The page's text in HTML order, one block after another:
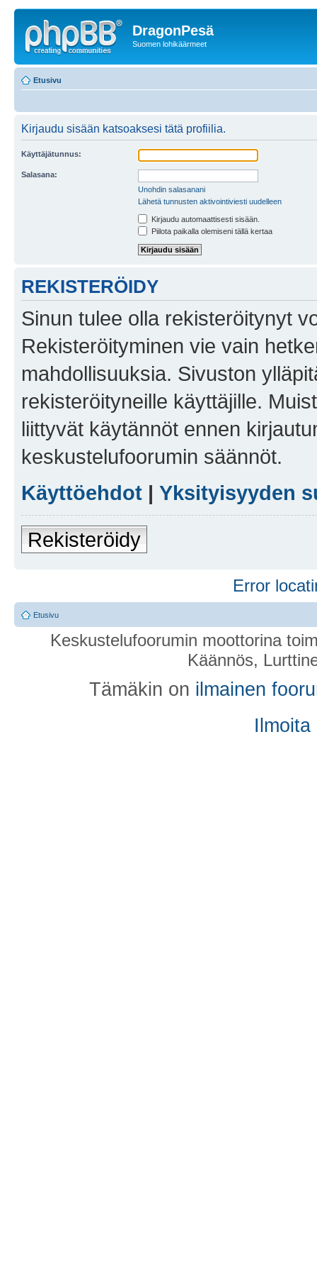
DragonPesä
Suomen lohikäärmeet
Etusivu
Kirjaudu sisään katsoaksesi tätä profiilia.
Käyttäjätunnus:
Salasana:
Unohdin salasanani
Lähetä tunnusten aktivointiviesti uudelleen
Kirjaudu automaattisesti sisään.
Piilota paikalla olemiseni tällä kertaa
REKISTERÖIDY
Sinun tulee olla rekisteröitynyt
Rekisteröityminen vie vain
mahdollisuuksia. Sivuston
rekisteröityneille käyttäjille.
liittyvät käytännöt ennen
keskustelufoorumin säännöt.
Käyttöehdot | Yksityisyyden
Rekisteröidy
Error
Etusivu
Keskustelufoorumin moottorina
Käännös,
Tämäkin on ilmainen